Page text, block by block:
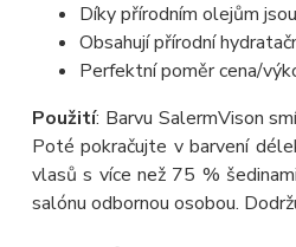
Díky přírodním olejům
Obsahují přírodní
Perfektní poměr cena/
Použití: Barvu SalermVison
Poté pokračujte v barvení
vlasů s více než 75 %
salónu odbornou osobou.